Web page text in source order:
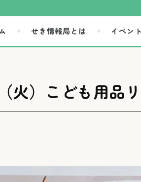
せき情報局とは イベン
）こども用品